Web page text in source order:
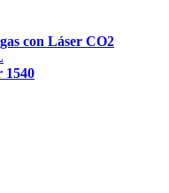
con Láser CO2
1540